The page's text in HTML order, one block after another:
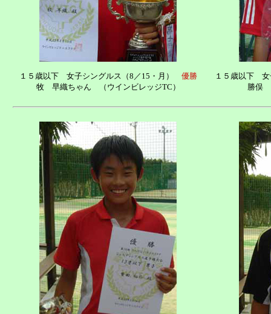
１５歳以下 女子シングルス（8／15・月） 優勝
牧 早織ちゃん （ウインビレッジTC）
１５歳以下
勝俣